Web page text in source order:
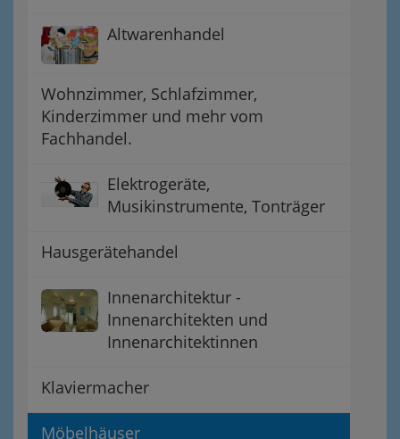
Altwarenhandel
Wohnzimmer, Schlafzimmer,
Kinderzimmer und mehr vom
Fachhandel.
Elektrogeräte,
Musikinstrumente, Tonträger
Hausgerätehandel
Innenarchitektur -
Innenarchitekten und
Innenarchitektinnen
Klaviermacher
Möbelhäuser